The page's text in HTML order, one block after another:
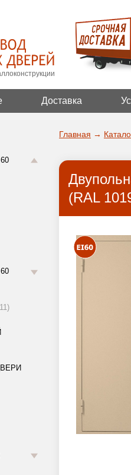
Доставка
Главная →
(RAL